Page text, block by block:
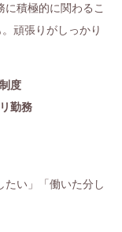
積極的に関わるこ
頑張りがしっかり
度
勤務
たい」「働いた分し